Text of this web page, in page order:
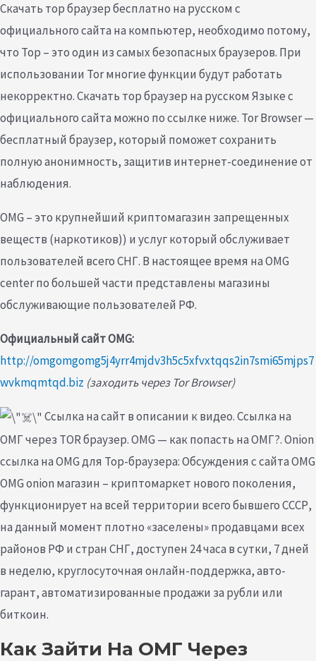
Скачать тор браузер бесплатно на русском с
официального сайта на компьютер, необходимо потому,
что Тор – это один из самых безопасных браузеров. При
использовании Tor многие функции будут работать
некорректно. Скачать тор браузер на русском Языке с
официального сайта можно по ссылке ниже. Tor Browser —
бесплатный браузер, который поможет сохранить
полную анонимность, защитив интернет-соединение от
наблюдения.
OMG – это крупнейший криптомагазин запрещенных
веществ (наркотиков)) и услуг который обслуживает
пользователей всего СНГ. В настоящее время на OMG
center по большей части представлены магазины
обслуживающие пользователей РФ.
Официальный сайт OMG:
http://omgomgomg5j4yrr4mjdv3h5c5xfvxtqqs2in7smi65mjps7
wvkmqmtqd.biz (заходить через Tor Browser)
Ссылка на сайт в описании к видео. Ссылка на
ОМГ через TOR браузер. OMG — как попасть на ОМГ?. Onion
ссылка на OMG для Тор-браузера: Обсуждения с сайта OMG
OMG onion магазин – криптомаркет нового поколения,
функционирует на всей территории всего бывшего СССР,
на данный момент плотно «заселены» продавцами всех
районов РФ и стран СНГ, доступен 24 часа в сутки, 7 дней
в неделю, круглосуточная онлайн-поддержка, авто-
гарант, автоматизированные продажи за рубли или
биткоин.
Как Зайти На ОМГ Через